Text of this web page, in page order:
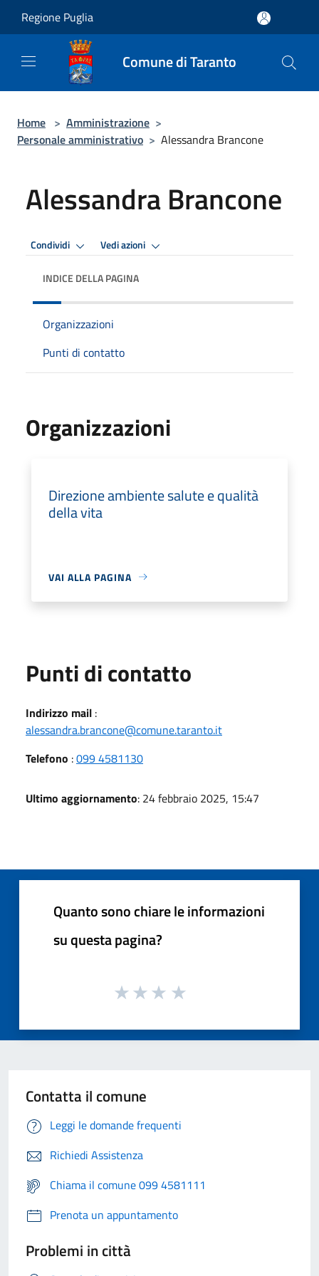
Regione Puglia
Comune di Taranto
Home > Amministrazione >
Personale amministrativo > Alessandra Brancone
Alessandra Brancone
Condividi Vedi azioni
INDICE DELLA PAGINA
Organizzazioni
Punti di contatto
Organizzazioni
Direzione ambiente salute e qualità
della vita
VAI ALLA PAGINA
Punti di contatto
Indirizzo mail :
alessandra.brancone@comune.taranto.it
Telefono :099 4581130
Ultimo aggiornamento: 24 febbraio 2025, 15:47
Quanto sono chiare le informazioni
su questa pagina?
Contatta il comune
Leggi le domande frequenti
Richiedi Assistenza
Chiama il comune 099 4581111
Prenota un appuntamento
Problemi in città